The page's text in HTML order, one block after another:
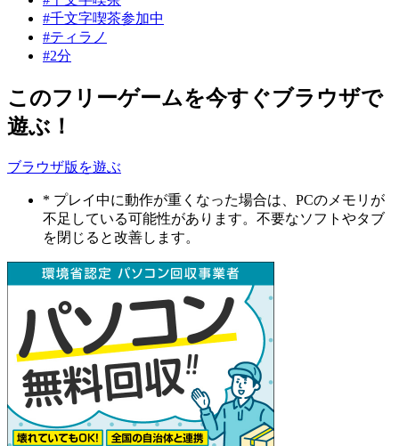
#千文字喫茶参加中
#ティラノ
#2分
このフリーゲームを今すぐブラウザで
遊ぶ！
ブラウザ版を遊ぶ
* プレイ中に動作が重くなった場合は、PCのメモリが
不足している可能性があります。不要なソフトやタブ
を閉じると改善します。